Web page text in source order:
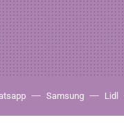
Samsung Lidl